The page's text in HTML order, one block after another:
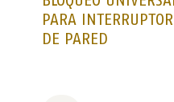
PARA
DE PARED